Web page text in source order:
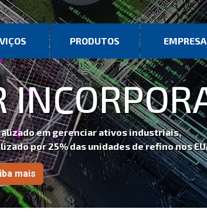
industriais,
refino nos EUA
PRODUTOS EMPRESA